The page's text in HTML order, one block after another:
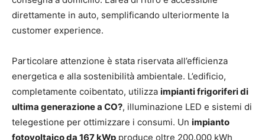
direttamente in auto, semplificando ulteriormente la
customer experience.
Particolare attenzione è stata riservata all’efficienza
energetica e alla sostenibilità ambientale. L’edificio,
completamente coibentato, utilizza impianti frigoriferi di
ultima generazione a CO?, illuminazione LED e sistemi di
telegestione per ottimizzare i consumi. Un impianto
fotovoltaico da 167 kWp produce oltre 200.000 kWh